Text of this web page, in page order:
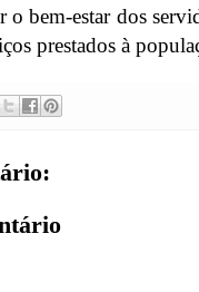
o bem-estar dos
prestados à